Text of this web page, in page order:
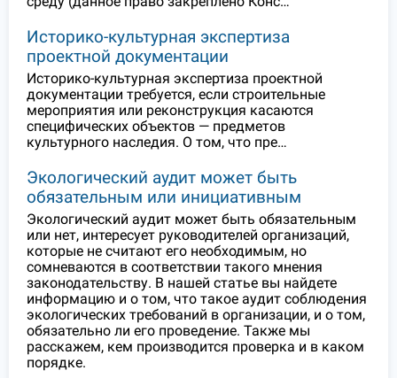
Историко-культурная экспертиза
проектной документации
Историко-культурная экспертиза проектной
документации требуется, если строительные
мероприятия или реконструкция касаются
специфических объектов — предметов
культурного наследия. О том, что пре…
Экологический аудит может быть
обязательным или инициативным
Экологический аудит может быть обязательным
или нет, интересует руководителей организаций,
которые не считают его необходимым, но
сомневаются в соответствии такого мнения
законодательству. В нашей статье вы найдете
информацию и о том, что такое аудит соблюдения
экологических требований в организации, и о том,
обязательно ли его проведение. Также мы
расскажем, кем производится проверка и в каком
порядке.